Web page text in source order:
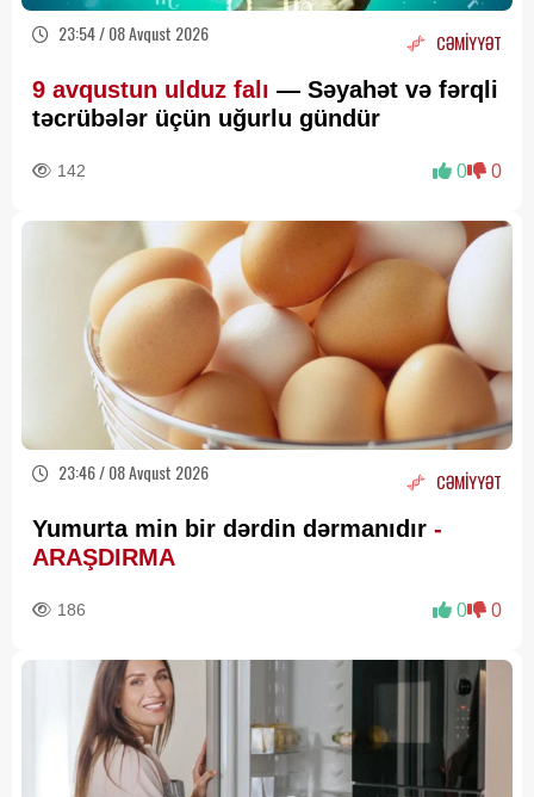
23:54 / 08 Avqust 2026 CƏMİYYƏT
9 avqustun ulduz falı — Səyahət və fərqli
təcrübələr üçün uğurlu gündür
142 0 0
23:46 / 08 Avqust 2026 CƏMİYYƏT
Yumurta min bir dərdin dərmanıdır -
ARAŞDIRMA
186 0 0